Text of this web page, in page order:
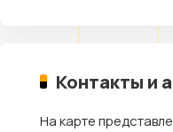
Контакты и
На карте